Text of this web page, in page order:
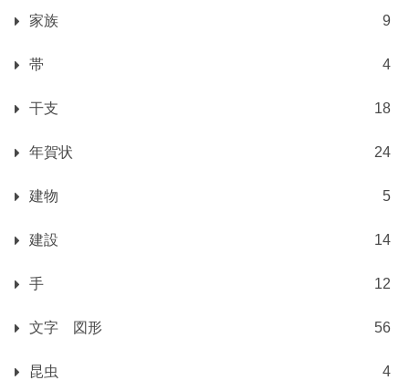
家族 9
帯 4
干支 18
年賀状 24
建物 5
建設 14
手 12
文字 図形 56
昆虫 4